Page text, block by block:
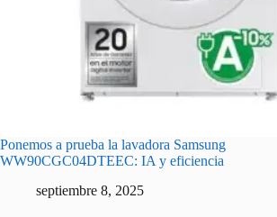
Ponemos a prueba la lavadora Samsung
WW90CGC04DTEEC: IA y eficiencia
septiembre 8, 2025